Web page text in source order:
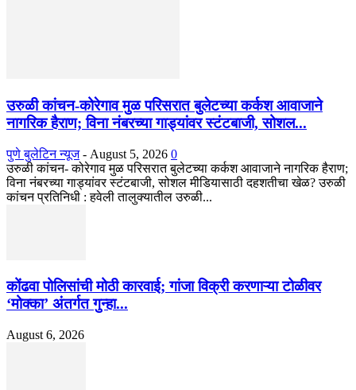
उरुळी कांचन-कोरेगाव मुळ परिसरात बुलेटच्या कर्कश आवाजाने
नागरिक हैराण; विना नंबरच्या गाड्यांवर स्टंटबाजी, सोशल...
पुणे बुलेटिन न्यूज - August 5, 2026 0
उरुळी कांचन- कोरेगाव मुळ परिसरात बुलेटच्या कर्कश आवाजाने नागरिक हैराण;
विना नंबरच्या गाड्यांवर स्टंटबाजी, सोशल मीडियासाठी दहशतीचा खेळ? उरुळी
कांचन प्रतिनिधी : हवेली तालुक्यातील उरुळी...
कोंढवा पोलिसांची मोठी कारवाई; गांजा विक्री करणाऱ्या टोळीवर
‘मोक्का’ अंतर्गत गुन्हा...
August 6, 2026